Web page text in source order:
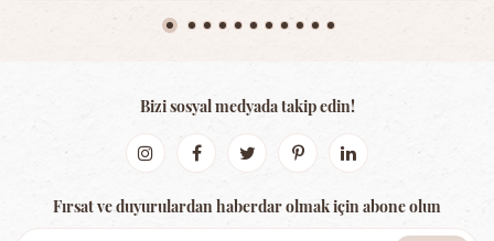
Bizi sosyal medyada takip edin!
Fırsat ve duyurulardan haberdar olmak için abone olun